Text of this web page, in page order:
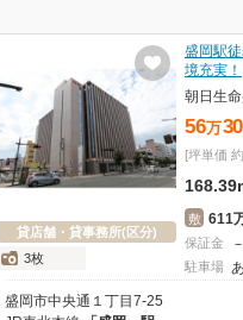
貸店舗・貸事務所(区分)
3枚
盛岡駅
境充実！
朝日生
56万
[坪単価
敷 611
保証金 －
駐車場
盛岡市中央通１丁目7-25